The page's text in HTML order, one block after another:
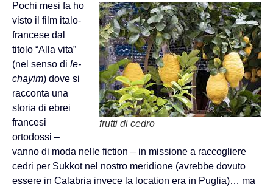
frutti di cedro
Pochi mesi fa ho
visto il film italo-
francese dal
titolo “Alla vita”
(nel senso di le-
chayim) dove si
racconta una
storia di ebrei
francesi
ortodossi –
vanno di moda nelle fiction – in missione a raccogliere
cedri per Sukkot nel nostro meridione (avrebbe dovuto
essere in Calabria invece la location era in Puglia)… ma